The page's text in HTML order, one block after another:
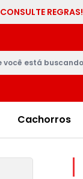
REGRAS!
Cachorros